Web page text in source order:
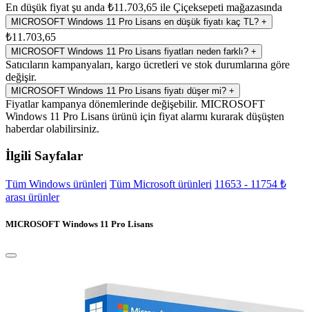
En düşük fiyat şu anda ₺11.703,65 ile Çiçeksepeti mağazasında
MICROSOFT Windows 11 Pro Lisans en düşük fiyatı kaç TL? +
₺11.703,65
MICROSOFT Windows 11 Pro Lisans fiyatları neden farklı? +
Satıcıların kampanyaları, kargo ücretleri ve stok durumlarına göre
değişir.
MICROSOFT Windows 11 Pro Lisans fiyatı düşer mi? +
Fiyatlar kampanya dönemlerinde değişebilir. MICROSOFT
Windows 11 Pro Lisans ürünü için fiyat alarmı kurarak düşüşten
haberdar olabilirsiniz.
İlgili Sayfalar
Tüm Windows ürünleri Tüm Microsoft ürünleri 11653 - 11754 ₺
arası ürünler
MICROSOFT Windows 11 Pro Lisans